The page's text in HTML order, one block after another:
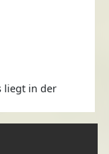
liegt in der